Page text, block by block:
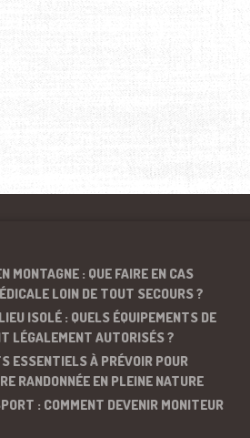
MONTAGNE : QUE FAIRE EN CAS
LOIN DE TOUT SECOURS ?
ISOLÉ : QUELS ÉQUIPEMENTS DE
LÉGALEMENT AUTORISÉS ?
ESSENTIELS À PRÉVOIR POUR
RANDONNÉE EN PLEINE NATURE
: COMMENT DEVENIR MONITEUR